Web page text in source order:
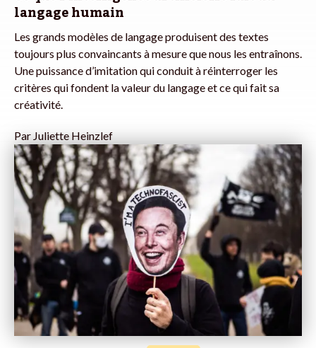
langage humain
Les grands modèles de langage produisent des textes
toujours plus convaincants à mesure que nous les entraînons.
Une puissance d’imitation qui conduit à réinterroger les
critères qui fondent la valeur du langage et ce qui fait sa
créativité.
Par Juliette Heinzlef